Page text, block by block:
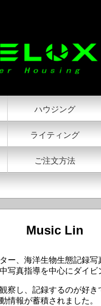
ハウジング
ライティング
ご注文方法
Music Lin
ー、海洋生物生態記録
写真指導を中心にダイビ
察し、記録するのが好
情報が蓄積されました。